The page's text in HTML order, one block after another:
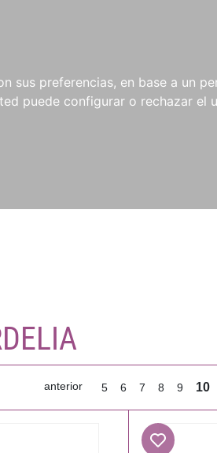
sus preferencias, en base a un
puede configurar o rechazar el
anterior 5 6 7 8 9 10